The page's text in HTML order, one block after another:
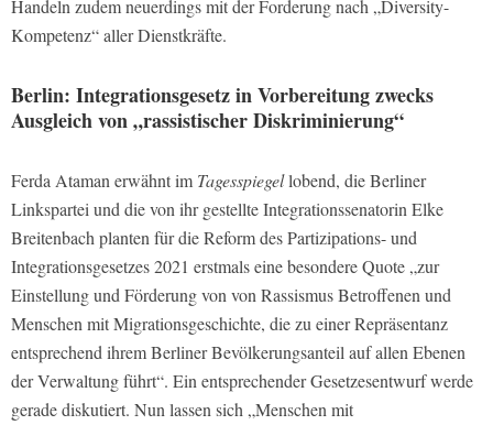
Handeln zudem neuerdings mit der Forderung nach „Diversity-
Kompetenz“ aller Dienstkräfte.
Berlin: Integrationsgesetz in Vorbereitung zwecks
Ausgleich von „rassistischer Diskriminierung“
Ferda Ataman erwähnt im Tagesspiegellobend, die Berliner
Linkspartei und die von ihr gestellte Integrationssenatorin Elke
Breitenbach planten für die Reform des Partizipations- und
Integrationsgesetzes 2021 erstmals eine besondere Quote „zur
Einstellung und Förderung von von Rassismus Betroffenen und
Menschen mit Migrationsgeschichte, die zu einer Repräsentanz
entsprechend ihrem Berliner Bevölkerungsanteil auf allen Ebenen
der Verwaltung führt“. Ein entsprechender Gesetzesentwurf werde
gerade diskutiert. Nun lassen sich „Menschen mit